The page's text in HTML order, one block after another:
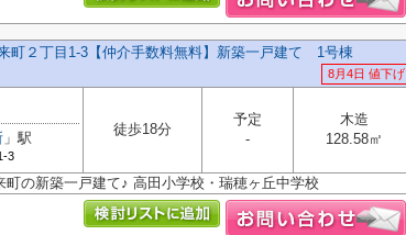
町２丁目1-3【仲介手数料無料】新築一戸建て 1号棟
8月4日 値下げ
」駅
3
徒歩18分
予定
-
木造
128.58㎡
新築一戸建て♪ 高田小学校・瑞穂ヶ丘中学校